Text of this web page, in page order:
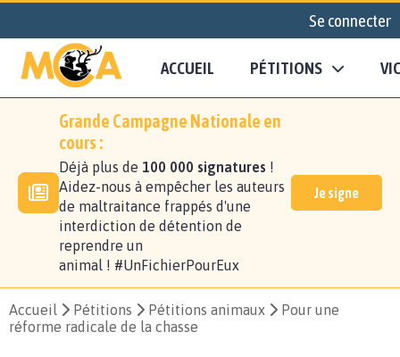
Se connecter
ACCUEIL PÉTITIONS
Grande Campagne Nationale en
cours :
Déjà plus de 100 000 signatures !
Aidez-nous à empêcher les auteurs
de maltraitance frappés d'une
interdiction de détention de
reprendre un
animal ! #UnFichierPourEux
Je signe
Accueil Pétitions Pétitions animaux
Pour une
réforme radicale de la chasse